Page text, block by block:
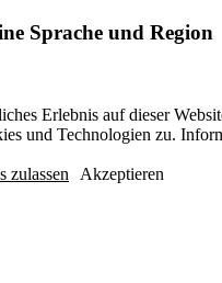
Sprache und Region
Erlebnis auf dieser
und Technologien zu.
zulassen Akzeptieren